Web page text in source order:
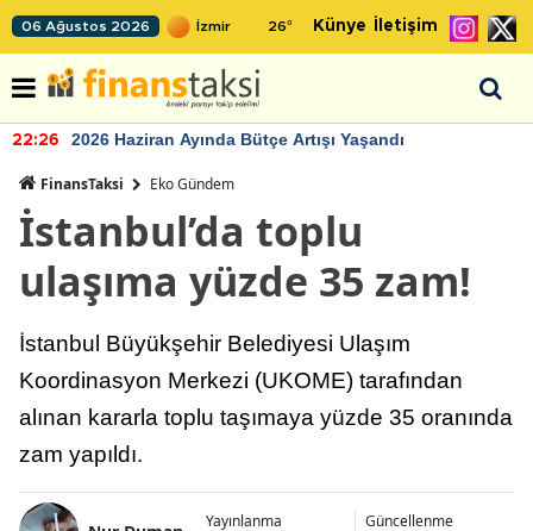
06 Ağustos 2026 26° Künye İletişim
22:26 2026 Haziran Ayında Bütçe Artışı Yaşandı
FinansTaksi Eko Gündem
İstanbul’da toplu
ulaşıma yüzde 35 zam!
İstanbul Büyükşehir Belediyesi Ulaşım
Koordinasyon Merkezi (UKOME) tarafından
alınan kararla toplu taşımaya yüzde 35 oranında
zam yapıldı.
Yayınlanma
Güncellenme